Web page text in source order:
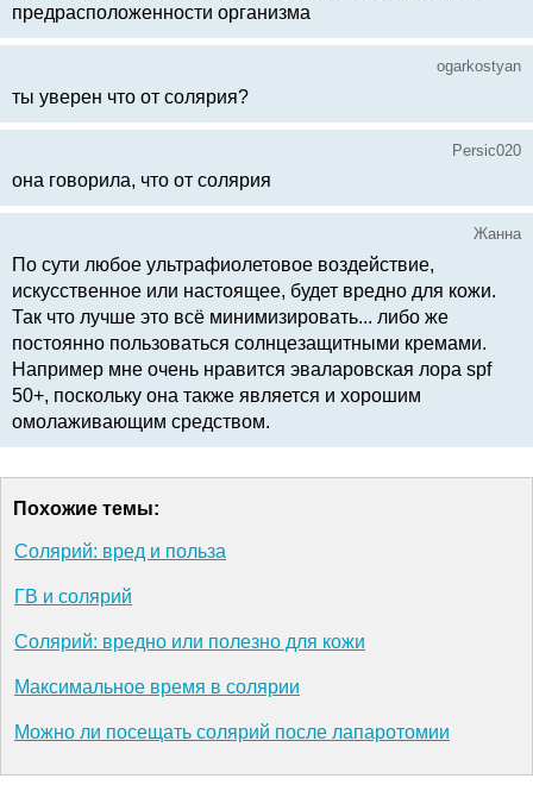
предрасположенности организма
ogarkostyan
ты уверен что от солярия?
Persic020
она говорила, что от солярия
Жанна
По сути любое ультрафиолетовое воздействие,
искусственное или настоящее, будет вредно для кожи.
Так что лучше это всё минимизировать... либо же
постоянно пользоваться солнцезащитными кремами.
Например мне очень нравится эваларовская лора spf
50+, поскольку она также является и хорошим
омолаживающим средством.
Похожие темы:
Солярий: вред и польза
ГВ и солярий
Солярий: вредно или полезно для кожи
Максимальное время в солярии
Можно ли посещать солярий после лапаротомии